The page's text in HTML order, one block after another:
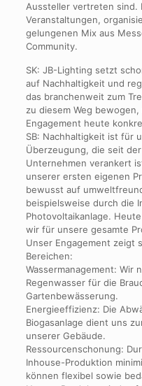
Aussteller vertreten sind.
Veranstaltungen,
gelungenen Mix aus
Community.
SK: JB-Lighting setzt
auf Nachhaltigkeit und
das branchenweit zum
zu diesem Weg
Engagement heute
SB: Nachhaltigkeit ist für
Überzeugung, die seit
Unternehmen verankert
unserer ersten eigenen
bewusst auf
beispielsweise durch die
Photovoltaikanlage.
wir für unsere gesamte
Unser Engagement zeigt
Bereichen:
Wassermanagement: Wir
Regenwasser für die
Gartenbewässerung.
Energieeffizienz: Die
Biogasanlage dient uns
unserer Gebäude.
Ressourcenschonung:
Inhouse-Produktion
können flexibel sowie